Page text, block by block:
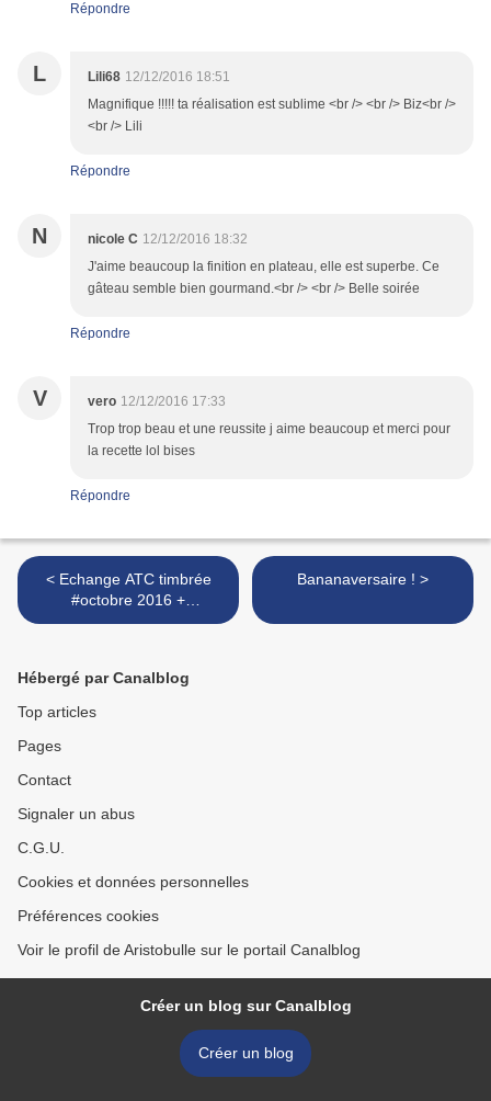
Répondre
L Lili68 12/12/2016 18:51
Magnifique !!!!! ta réalisation est sublime <br /> <br /> Biz<br />
<br /> Lili
Répondre
N nicole C 12/12/2016 18:32
J'aime beaucoup la finition en plateau, elle est superbe. Ce
gâteau semble bien gourmand.<br /> <br /> Belle soirée
Répondre
V vero 12/12/2016 17:33
Trop trop beau et une reussite j aime beaucoup et merci pour
la recette lol bises
Répondre
< Echange ATC timbrée
#octobre 2016 +
inscriptions nouvel échange
Bananaversaire ! >
Hébergé par Canalblog
Top articles
Pages
Contact
Signaler un abus
C.G.U.
Cookies et données personnelles
Préférences cookies
Voir le profil de Aristobulle sur le portail Canalblog
Créer un blog sur Canalblog
Créer un blog